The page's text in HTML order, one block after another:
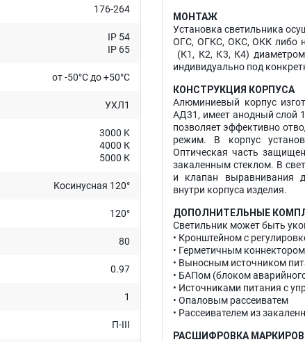
176-264
IP 54
IP 65
от -50°C до +50°C
УХЛ1
3000 K
4000 К
5000 К
Косинусная 120°
120°
80
0.97
1
П-III
МОНТАЖ
Установка светильника
ОГС, ОГКС, ОКС, ОКК либо
(К1, К2, К3, К4)
индивидуально под
КОНСТРУКЦИЯ КОРПУСА
Алюминиевый корпус
АД31, имеет анодный слой
позволяет эффективно
режим. В корпус
Оптическая часть
закаленным стеклом. В
и клапан выравнивания
внутри корпуса изделия.
ДОПОЛНИТЕЛЬНЫЕ
Светильник может быть
• Кронштейном с
• Герметичным
• Выносным источником
• БАПом (блоком
• Источниками питания с
• Опаловым рассеиватем
• Рассеивателем из
РАСШИФРОВКА